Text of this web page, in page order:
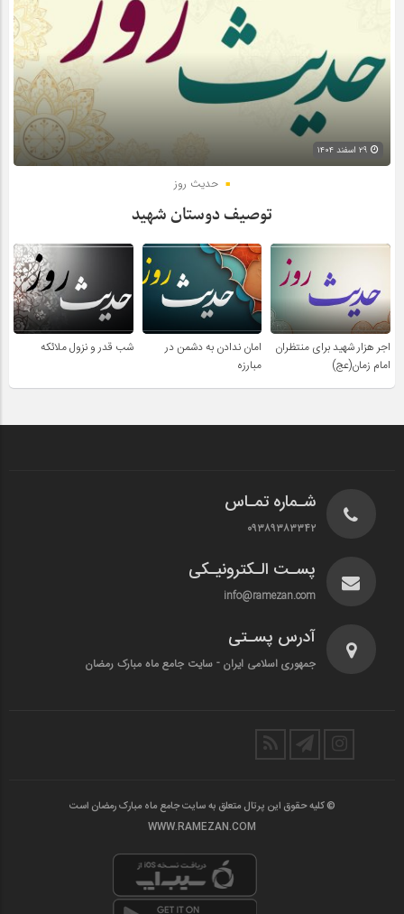
حدیث روز
توصیف دوستان شهید
اجر هزار شهید برای منتظران
امام زمان(عج)
امان ندادن به دشمن در
مبارزه
شب قدر و نزول ملائکه
شـماره تمـاس
۰۹۳۸۹۳۸۳۳۴۲
پسـت الـکترونیـکی
info@ramezan.com
آدرس پسـتی
جمهوری اسلامی ایران - سایت جامع ماه مبارک رمضان
© کلیه حقوق این پرتال متعلق به سایت جامع ماه مبارک رمضان است
WWW.RAMEZAN.COM